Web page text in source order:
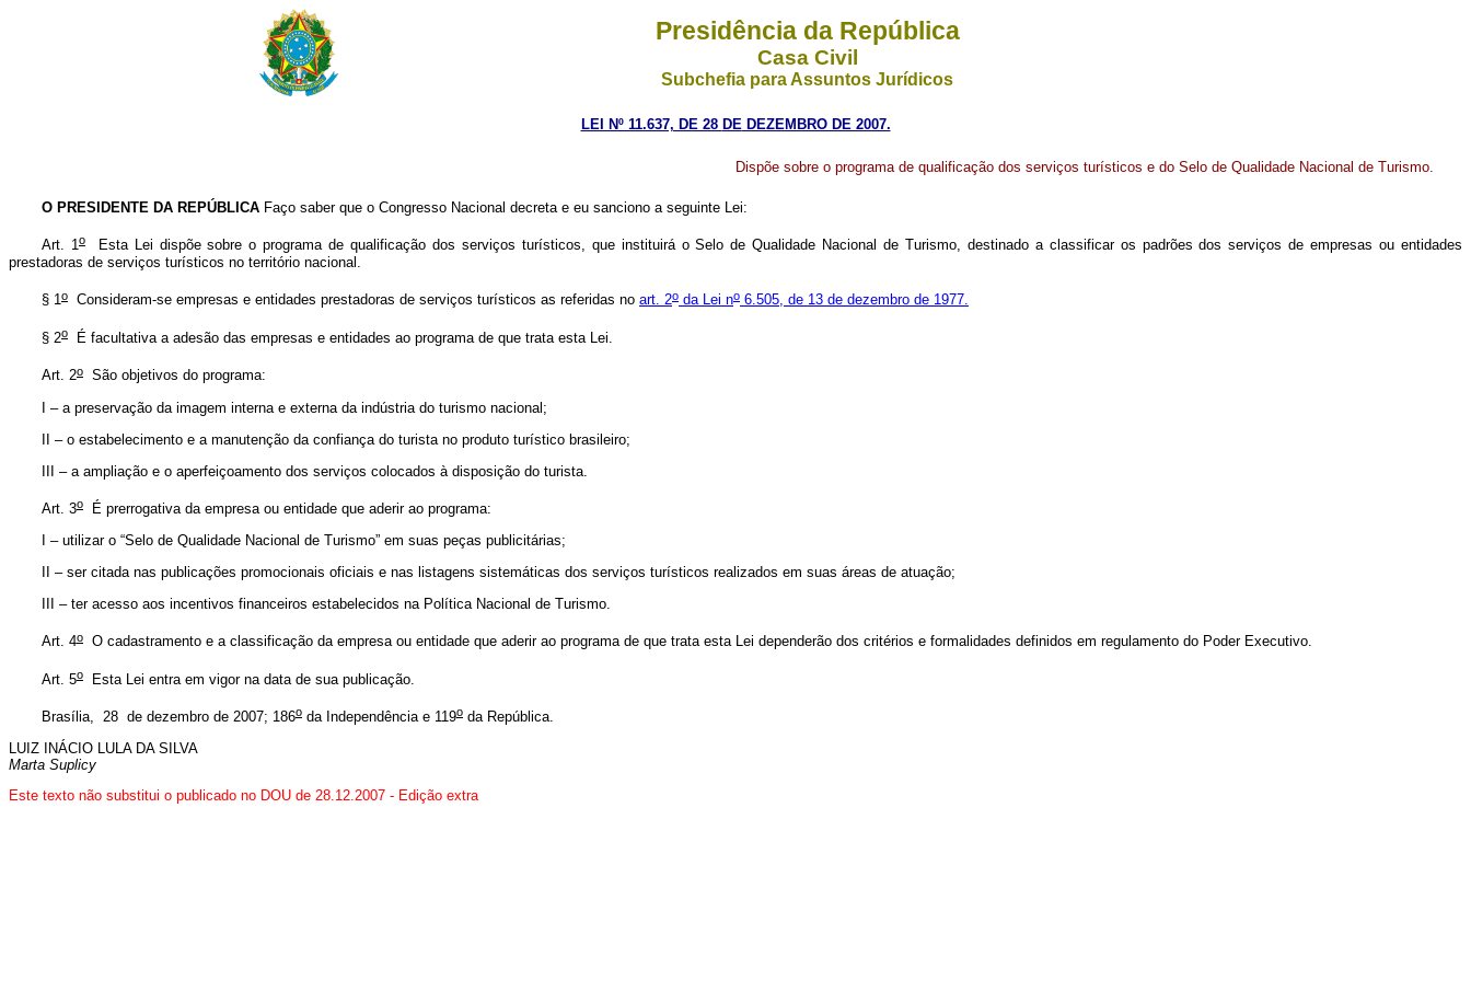
Presidência da República
Casa Civil
Subchefia para Assuntos Jurídicos
LEI Nº 11.637, DE 28 DEDEZEMBRO DE 2007.
Dispõe sobre o programa de qualificação dos serviços turísticos e do Selo de Qualidade Nacional de Turismo.
O PRESIDENTE DA REPÚBLICA Faço saber que o Congresso Nacional decreta e eu sanciono a seguinte Lei:
Art. 1oEsta Lei dispõe sobre o programa de qualificação dos serviços turísticos, que instituirá o Selo de Qualidade Nacional de Turismo, destinado a classificar os padrões dos serviços de empresas ou entidades
prestadoras de serviços turísticos no território nacional.
§ 1o Consideram-se empresas e entidades prestadoras de serviços turísticos as referidas no art. 2o da Lei no 6.505, de 13 de dezembro de 1977.
§ 2o É facultativa a adesão das empresas e entidades ao programa de que trata esta Lei.
Art. 2o
São objetivos do programa:
I – a preservação da imagem interna e externa da indústria do turismo nacional;
II – o estabelecimento e a manutenção da confiança do turista no produto turístico brasileiro;
III – a ampliação e o aperfeiçoamento dos serviços colocados à disposição do turista.
Art. 3o
É prerrogativa da empresa ou entidade que aderir ao programa:
I – utilizar o “Selo de Qualidade Nacional de Turismo” em suas peças publicitárias;
II – ser citada nas publicações promocionais oficiais e nas listagens sistemáticas dos serviços turísticos realizados em suas áreas de atuação;
III – ter acesso aos incentivos financeiros estabelecidos na Política Nacional de Turismo.
Art. 4o O cadastramento e a classificação da empresa ou entidade que aderir ao programa de que trata esta Lei dependerão dos critérios e formalidades definidos em regulamento do Poder Executivo.
Art. 5o Esta Lei entra em vigor na data de sua publicação.
Brasília, 28 de dezembro de 2007; 186o da Independência e 119o da República.
LUIZ INÁCIO LULA DA SILVA
Marta Suplicy
Este texto não substitui o publicado no DOU de 28.12.2007 - Edição extra